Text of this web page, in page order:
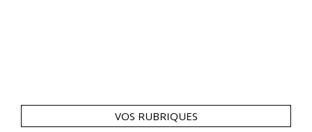
VOS RUBRIQUES